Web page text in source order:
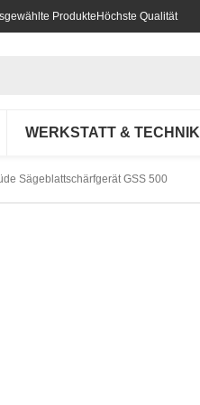
Produkte Höchste Qualität
WERKSTATT & TECHNIK
Sägeblattschärfgerät GSS 500